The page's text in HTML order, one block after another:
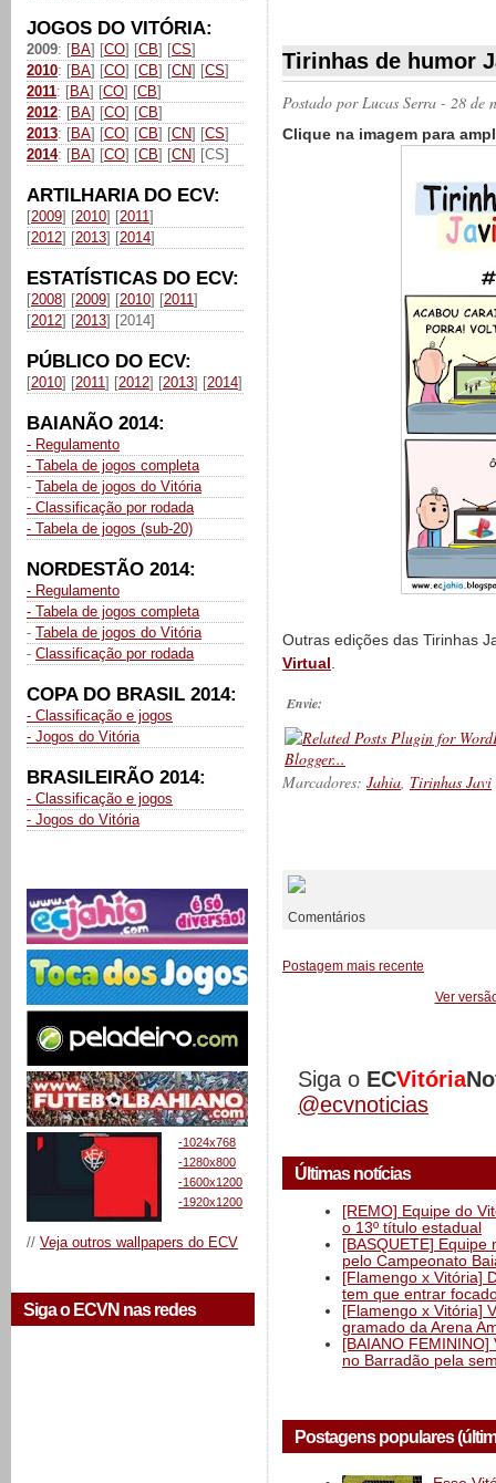
JOGOS DO VITÓRIA:
2009: [BA] [CO] [CB] [CS]
2010: [BA] [CO] [CB] [CN] [CS]
2011: [BA] [CO] [CB]
2012: [BA] [CO] [CB]
2013: [BA] [CO] [CB] [CN] [CS]
2014: [BA] [CO] [CB] [CN] [CS]
ARTILHARIA DO ECV:
[2009] [2010] [2011]
[2012] [2013] [2014]
ESTATÍSTICAS DO ECV:
[2008] [2009] [2010] [2011]
[2012] [2013] [2014]
PÚBLICO DO ECV:
[2010] [2011] [2012] [2013] [2014]
BAIANÃO 2014:
- Regulamento
- Tabela de jogos completa
- Tabela de jogos do Vitória
- Classificação por rodada
- Tabela de jogos (sub-20)
NORDESTÃO 2014:
- Regulamento
- Tabela de jogos completa
- Tabela de jogos do Vitória
- Classificação por rodada
COPA DO BRASIL 2014:
- Classificação e jogos
- Jogos do Vitória
BRASILEIRÃO 2014:
- Classificação e jogos
- Jogos do Vitória
-1024x768
-1280x800
-1600x1200
-1920x1200
// Veja outros wallpapers do ECV
Siga o ECVN nas redes
Tirinhas de humor
Postado porLucas Serra - 28 de
Clique na imagem para
Outras edições das Tirinhas
Virtual.
Envie:
Marcadores: Jahia, Tirinhas Javi
Comentários
Postagem mais recente
Ver
Siga o ECVitória
@ecvnoticias
Últimas notícias
[REMO] Equipe do
o 13º título estadual
[BASQUETE]
pelo Campeonato
[Flamengo x Vitória]
tem que entrar
[Flamengo x Vitória]
gramado da Arena
[BAIANO
no Barradão pela
Postagens populares